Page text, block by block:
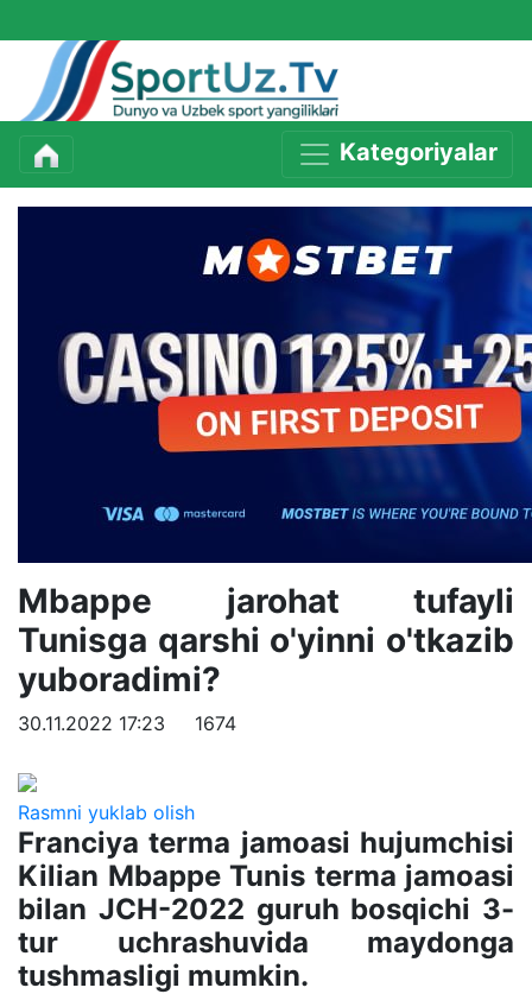
Kategoriyalar
Mbappe jarohat tufayli
Tunisga qarshi o'yinni o'tkazib
yuboradimi?
30.11.2022 17:23 1674
Rasmni yuklab olish
Franciya terma jamoasi hujumchisi
Kilian Mbappe Tunis terma jamoasi
bilan JCH-2022 guruh bosqichi 3-
tur uchrashuvida maydonga
tushmasligi mumkin.